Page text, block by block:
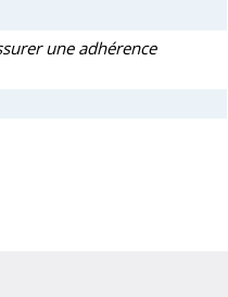
une adhérence